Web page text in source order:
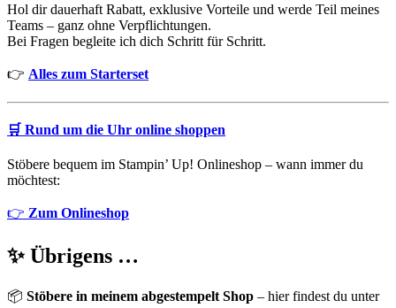
Hol dir dauerhaft Rabatt, exklusive Vorteile und werde Teil meines
Teams – ganz ohne Verpflichtungen.
Bei Fragen begleite ich dich Schritt für Schritt.
👉 Alles zum Starterset
🛒 Rund um die Uhr online shoppen
Stöbere bequem im Stampin’ Up! Onlineshop – wann immer du
möchtest:
👉 Zum Onlineshop
✨ Übrigens …
📦 Stöbere in meinem abgestempelt Shop – hier findest du unter